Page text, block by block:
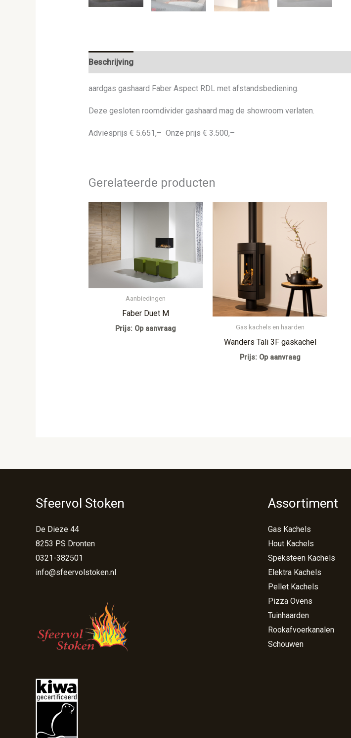
Beschrijving
aardgas gashaard Faber Aspect RDL met afstandsbediening.
Deze gesloten roomdivider gashaard mag de showroom verlaten.
Adviesprijs € 5.651,– Onze prijs € 3.500,–
Gerelateerde producten
Aanbiedingen
Faber Duet M
Prijs: Op aanvraag Gas kachels en haarden
Wanders Tali 3F gaskachel
Prijs: Op aanvraag
Sfeervol Stoken
De Dieze 44
8253 PS Dronten
0321-382501
info@sfeervolstoken.nl
Assortiment
Gas Kachels
Hout Kachels
Speksteen Kachels
Elektra Kachels
Pellet Kachels
Pizza Ovens
Tuinhaarden
Rookafvoerkanalen
Schouwen